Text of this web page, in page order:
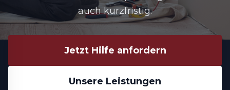
auch kurzfristig.
Jetzt Hilfe anfordern
Unsere Leistungen